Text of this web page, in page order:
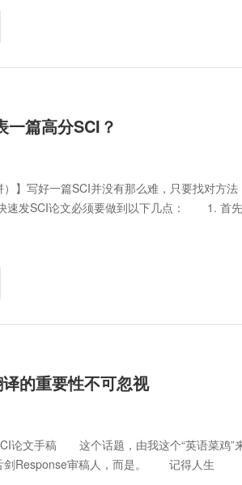
一篇高分SCI？
】写好一篇SCI并没有那么难，只要找对方
发SCI论文必须要做到以下几点： 1. 首先
的重要性不可忽视
论文手稿 这个话题，由我这个“英语菜鸡”
剑Response审稿人，而是。 记得人生